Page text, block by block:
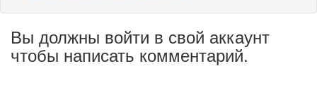
Вы должны войти в свой аккаунт
чтобы написать комментарий.